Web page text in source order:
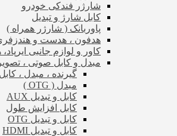
شارژر فندکی خودرو
کابل شارژ و تبدیل
پاوربانک ( شارژر همراه )
هدفون ، هدست و
کاور و لوازم جانبی
مبدل و کابل صوتی ،
گیرنده ، مبدل ،
مبدل ( OTG )
کابل و تبدیل AUX
کابل افزایش طول
کابل و تبدیل OTG
کابل و تبدیل HDMI